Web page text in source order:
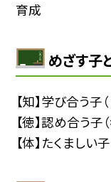
育成
めざす子
【知】学び合う子
【徳】認め合う子
【体】たくましい